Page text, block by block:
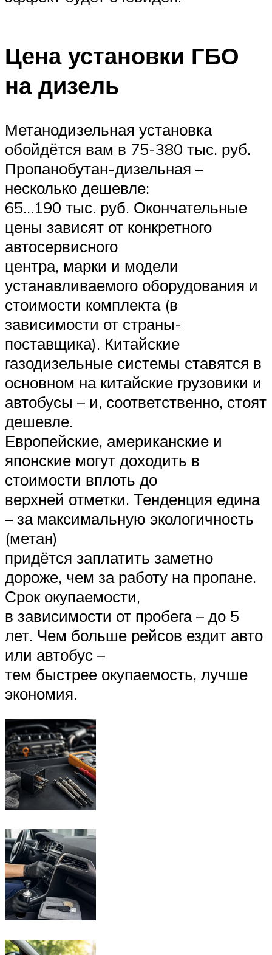
Цена установки ГБО
на дизель
Метанодизельная установка
обойдётся вам в 75-380 тыс. руб.
Пропанобутан-дизельная –
несколько дешевле:
65…190 тыс. руб. Окончательные
цены зависят от конкретного
автосервисного
центра, марки и модели
устанавливаемого оборудования и
стоимости комплекта (в
зависимости от страны-
поставщика). Китайские
газодизельные системы ставятся в
основном на китайские грузовики и
автобусы – и, соответственно, стоят
дешевле.
Европейские, американские и
японские могут доходить в
стоимости вплоть до
верхней отметки. Тенденция едина
– за максимальную экологичность
(метан)
придётся заплатить заметно
дороже, чем за работу на пропане.
Срок окупаемости,
в зависимости от пробега – до 5
лет. Чем больше рейсов ездит авто
или автобус –
тем быстрее окупаемость, лучше
экономия.